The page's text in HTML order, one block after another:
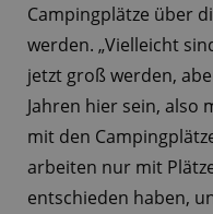
Campingplätze über
werden. „Vielleicht
jetzt groß werden,
Jahren hier sein, also
mit den
arbeiten nur mit
entschieden haben,